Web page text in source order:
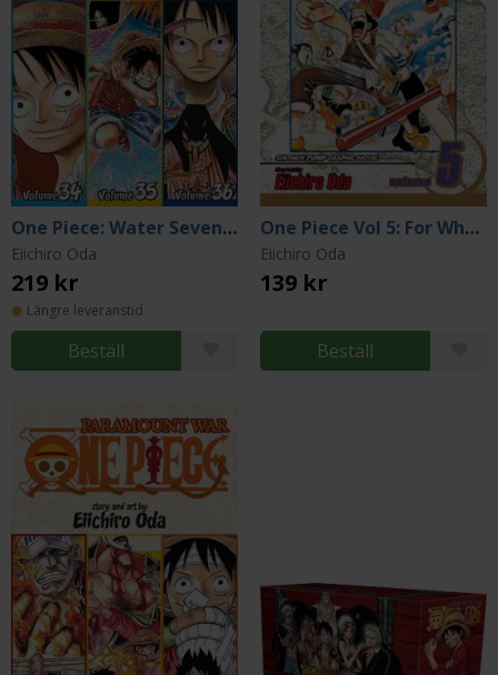
One Piece: Water Seven 34-35-36
Eiichiro Oda
219 kr
Längre leveranstid
Beställ
One Piece Vol 5: For Whom the Bell Tolls
Eiichiro Oda
139 kr
Beställ